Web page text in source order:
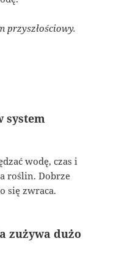
przyszłościowy.
system
wodę, czas i
roślin. Dobrze
się zwraca.
zużywa dużo